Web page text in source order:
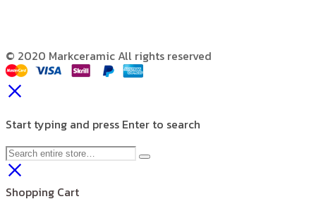
© 2020 Markceramic All rights reserved
Start typing and press Enter to search
Shopping Cart